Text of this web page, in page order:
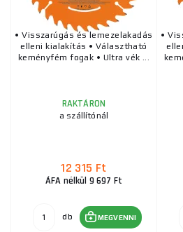
• Visszarúgás és lemezelakadás
elleni kialakítás • Választható
keményfém fogak • Ultra vék ...
RAKTÁRON
a szállítónál
12 315 Ft
ÁFA nélkül 9 697 Ft
db MEGVENNI
•